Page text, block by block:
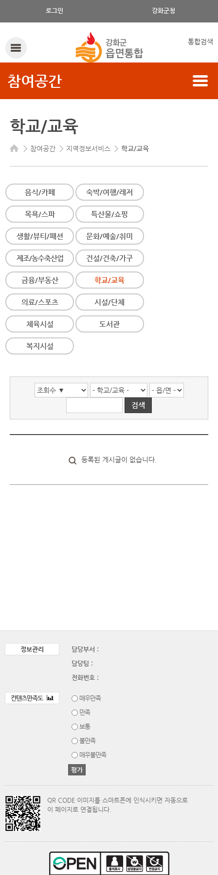
로그인 강화군청
통합검색
참여공간
학교/교육
참여공간 지역정보서비스 학교/교육
음식/카페 숙박/여행/레저
목욕/스파 특산물/쇼핑
생활/뷰티/패션 문화/예술/취미
제조/농수축산업 건설/건축/가구
금융/부동산 학교/교육
의료/스포츠 시설/단체
체육시설 도서관
복지시설
등록된 게시글이 없습니다.
정보관리
담당부서 :
담당팀 :
전화번호 :
컨텐츠만족도
매우만족
만족
보통
불만족
매우불만족
QR CODE 이미지를 스마트폰에 인식시키면 자동으로
이 페이지로 연결됩니다.